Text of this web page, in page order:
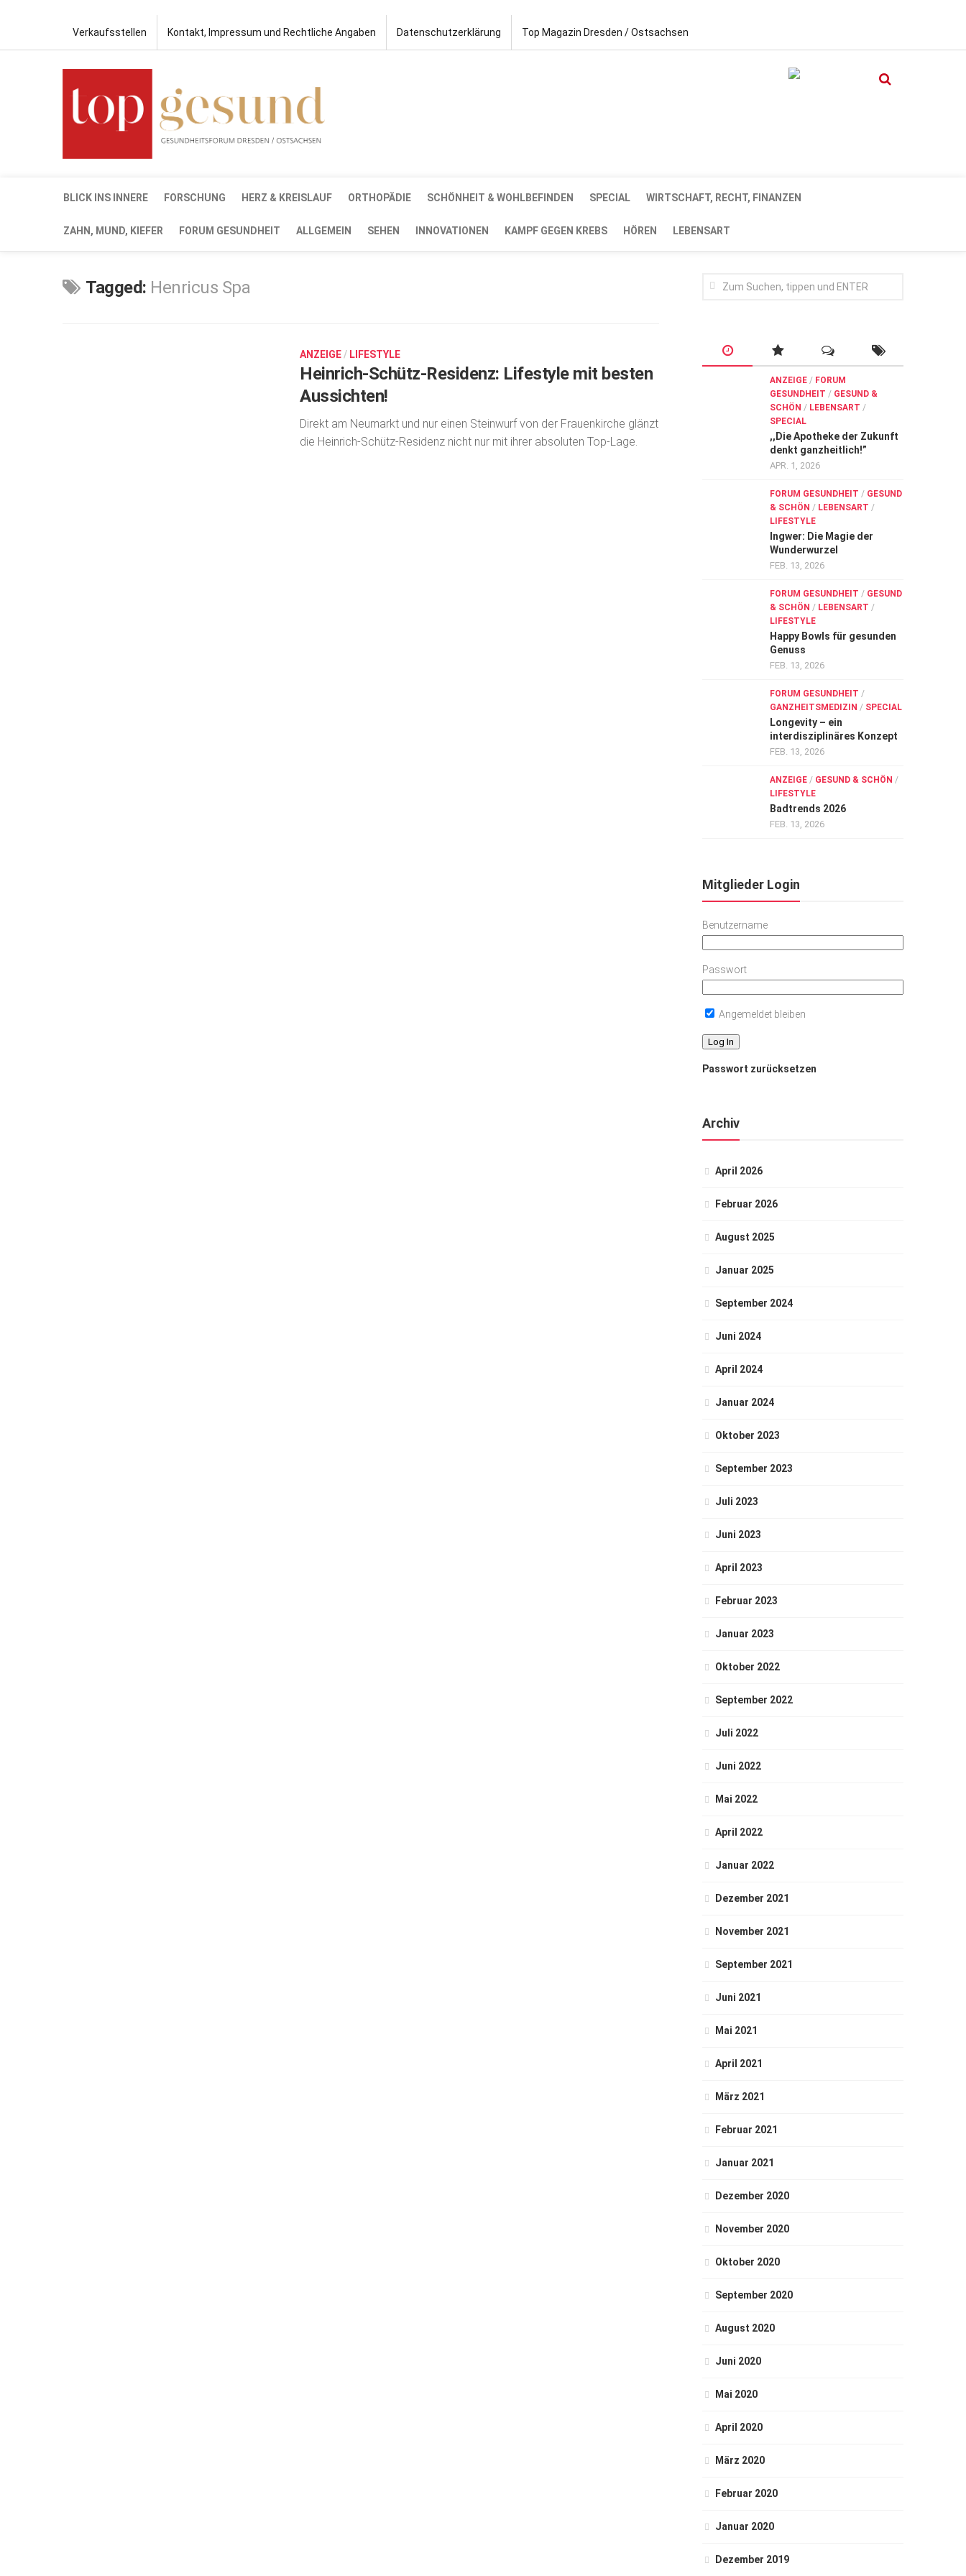
Verkaufsstellen Kontakt, Impressum und Rechtliche Angaben Datenschutzerklärung Top Magazin Dresden / Ostsachsen
BLICK INS INNERE FORSCHUNG HERZ & KREISLAUF ORTHOPÄDIE SCHÖNHEIT & WOHLBEFINDEN SPECIAL WIRTSCHAFT, RECHT, FINANZEN
ZAHN, MUND, KIEFER FORUM GESUNDHEIT ALLGEMEIN SEHEN INNOVATIONEN KAMPF GEGEN KREBS HÖREN LEBENSART
Tagged: Henricus Spa
ANZEIGE / LIFESTYLE
Heinrich-Schütz-Residenz: Lifestyle mit besten
Aussichten!
Direkt am Neumarkt und nur einen Stein­wurf von der Frauenkirche glänzt
die Heinrich-Schütz-Residenz nicht nur mit ihrer absoluten Top-Lage.
ANZEIGE / FORUM
GESUNDHEIT / GESUND &
SCHÖN / LEBENSART /
SPECIAL
,,Die Apotheke der Zukunft
denkt ganzheitlich!”
APR. 1, 2026
FORUM GESUNDHEIT / GESUND
& SCHÖN / LEBENSART /
LIFESTYLE
Ingwer: Die Magie der
Wunderwurzel
FEB. 13, 2026
FORUM GESUNDHEIT / GESUND
& SCHÖN / LEBENSART /
LIFESTYLE
Happy Bowls für gesunden
Genuss
FEB. 13, 2026
FORUM GESUNDHEIT /
GANZHEITSMEDIZIN / SPECIAL
Longevity – ein
interdisziplinäres Konzept
FEB. 13, 2026
ANZEIGE / GESUND & SCHÖN /
LIFESTYLE
Badtrends 2026
FEB. 13, 2026
Mitglieder Login
Benutzername
Passwort
Angemeldet bleiben
Passwort zurücksetzen
Archiv
April 2026
Februar 2026
August 2025
Januar 2025
September 2024
Juni 2024
April 2024
Januar 2024
Oktober 2023
September 2023
Juli 2023
Juni 2023
April 2023
Februar 2023
Januar 2023
Oktober 2022
September 2022
Juli 2022
Juni 2022
Mai 2022
April 2022
Januar 2022
Dezember 2021
November 2021
September 2021
Juni 2021
Mai 2021
April 2021
März 2021
Februar 2021
Januar 2021
Dezember 2020
November 2020
Oktober 2020
September 2020
August 2020
Juni 2020
Mai 2020
April 2020
März 2020
Februar 2020
Januar 2020
Dezember 2019